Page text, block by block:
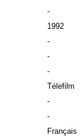
-
1992
-
-
-
Télefilm
-
-
Français